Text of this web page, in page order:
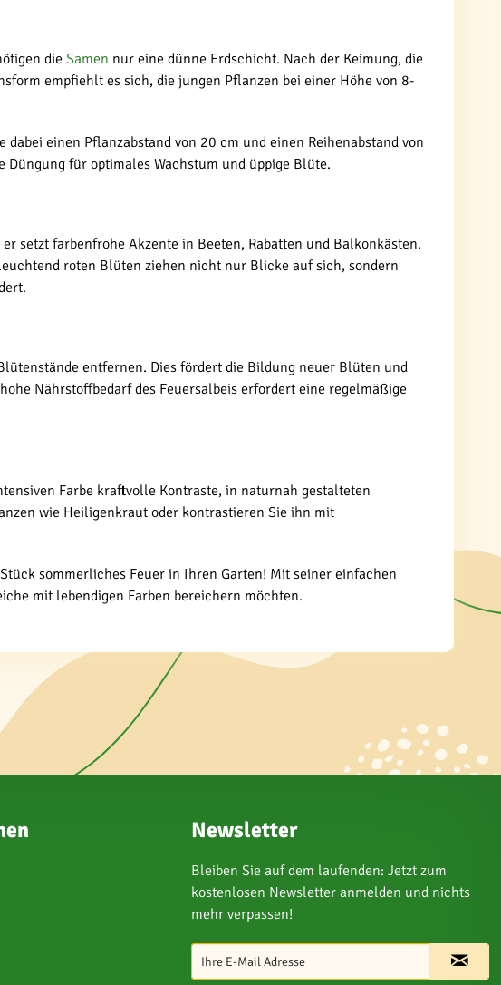
die Samen nur eine dünne Erdschicht. Nach der Keimung, die
empfiehlt es sich, die jungen Pflanzen bei einer Höhe von 8-
einen Pflanzabstand von 20 cm und einen Reihenabstand von
für optimales Wachstum und üppige Blüte.
setzt farbenfrohe Akzente in Beeten, Rabatten und Balkonkästen.
roten Blüten ziehen nicht nur Blicke auf sich, sondern
entfernen. Dies fördert die Bildung neuer Blüten und
Nährstoffbedarf des Feuersalbeis erfordert eine regelmäßige
Farbe kraftvolle Kontraste, in naturnah gestalteten
wie Heiligenkraut oder kontrastieren Sie ihn mit
sommerliches Feuer in Ihren Garten! Mit seiner einfachen
mit lebendigen Farben bereichern möchten.
Newsletter
Bleiben Sie auf dem laufenden: Jetzt zum
kostenlosen Newsletter anmelden und nichts
mehr verpassen!